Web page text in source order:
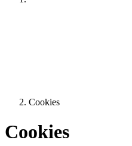
Cookies
Cookies